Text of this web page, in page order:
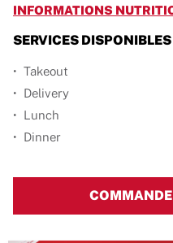
INFORMATIONS
SERVICES DISPONIBLES
Takeout
Delivery
Lunch
Dinner